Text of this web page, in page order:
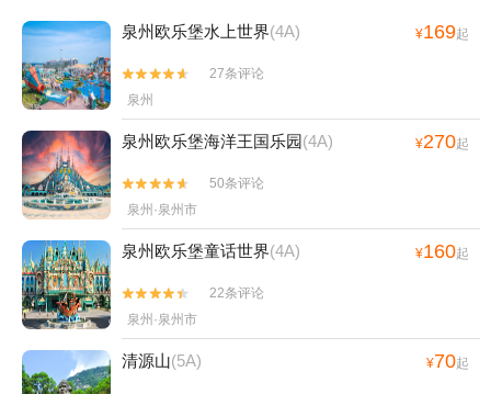
泉州欧乐堡水上世界(4A) ¥169起


27条评论
泉州
泉州欧乐堡海洋王国乐园(4A) ¥270起


50条评论
泉州·泉州市
泉州欧乐堡童话世界(4A) ¥160起


22条评论
泉州·泉州市
清源山(5A) ¥70起